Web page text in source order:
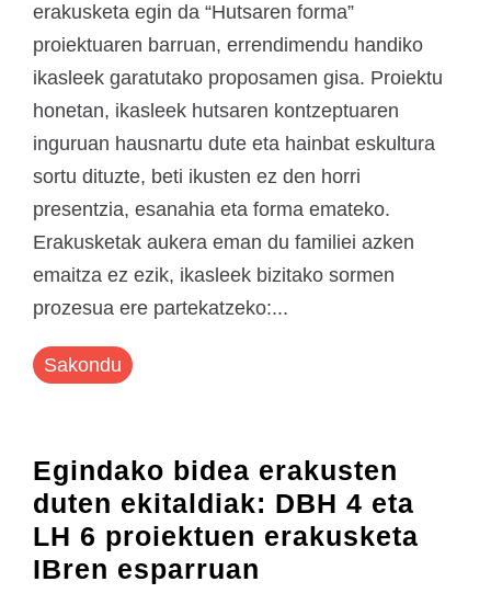
erakusketa egin da “Hutsaren forma”
proiektuaren barruan, errendimendu handiko
ikasleek garatutako proposamen gisa. Proiektu
honetan, ikasleek hutsaren kontzeptuaren
inguruan hausnartu dute eta hainbat eskultura
sortu dituzte, beti ikusten ez den horri
presentzia, esanahia eta forma emateko.
Erakusketak aukera eman du familiei azken
emaitza ez ezik, ikasleek bizitako sormen
prozesua ere partekatzeko:...
Sakondu
Egindako bidea erakusten
duten ekitaldiak: DBH 4 eta
LH 6 proiektuen erakusketa
IBren esparruan